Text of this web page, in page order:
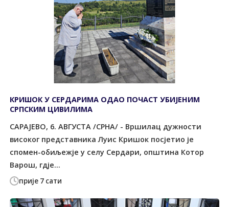
прије 7 сати
КРИШОК У СЕРДАРИМА ОДАО ПОЧАСТ УБИЈЕНИМ
СРПСКИМ ЦИВИЛИМА
САРАЈЕВО, 6. АВГУСТА /СРНА/ - Вршилац дужности
високог представника Луис Кришок посјетио је
спомен-обиљежје у селу Сердари, општина Котор
Варош, гдје...